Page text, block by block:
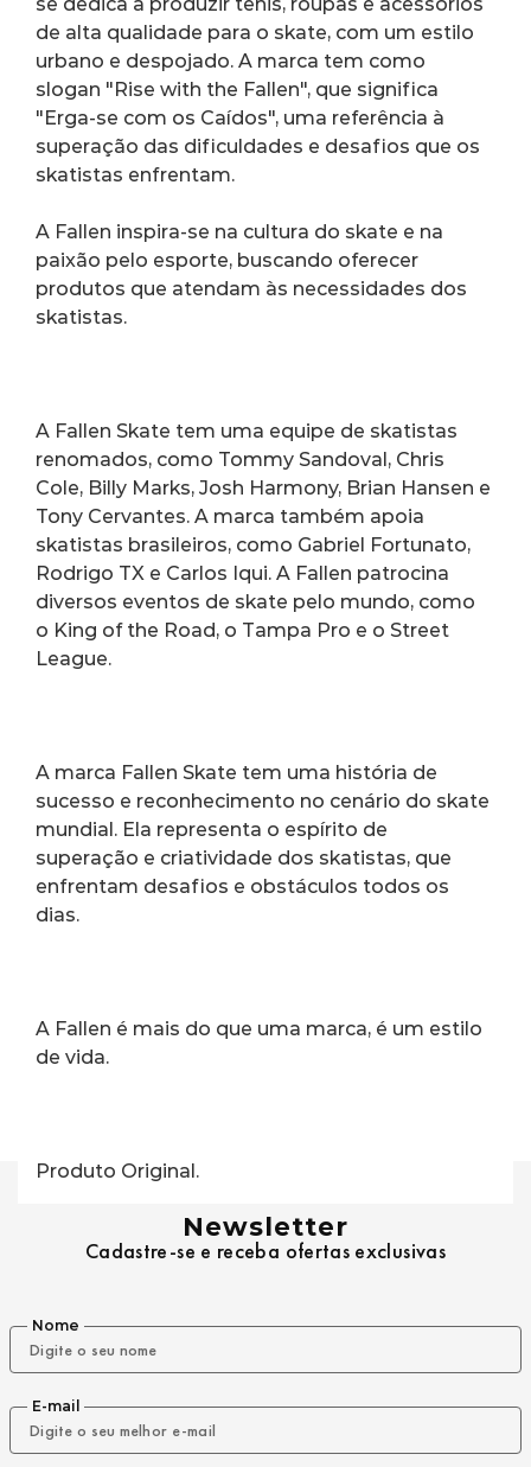
se dedica a produzir tênis, roupas e acessórios
de alta qualidade para o skate, com um estilo
urbano e despojado. A marca tem como
slogan "Rise with the Fallen", que significa
"Erga-se com os Caídos", uma referência à
superação das dificuldades e desafios que os
skatistas enfrentam.
A Fallen inspira-se na cultura do skate e na
paixão pelo esporte, buscando oferecer
produtos que atendam às necessidades dos
skatistas.
A Fallen Skate tem uma equipe de skatistas
renomados, como Tommy Sandoval, Chris
Cole, Billy Marks, Josh Harmony, Brian Hansen e
Tony Cervantes. A marca também apoia
skatistas brasileiros, como Gabriel Fortunato,
Rodrigo TX e Carlos Iqui. A Fallen patrocina
diversos eventos de skate pelo mundo, como
o King of the Road, o Tampa Pro e o Street
League.
A marca Fallen Skate tem uma história de
sucesso e reconhecimento no cenário do skate
mundial. Ela representa o espírito de
superação e criatividade dos skatistas, que
enfrentam desafios e obstáculos todos os
dias.
A Fallen é mais do que uma marca, é um estilo
de vida.
Produto Original.
Newsletter
Cadastre-se e receba ofertas exclusivas
Nome
E-mail